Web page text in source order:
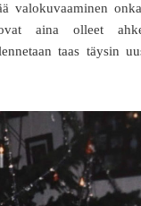
valokuvaaminen
aina olleet
taas täysin